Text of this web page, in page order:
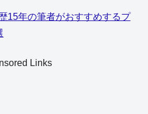
15年の筆者がおすすめするプ
Links